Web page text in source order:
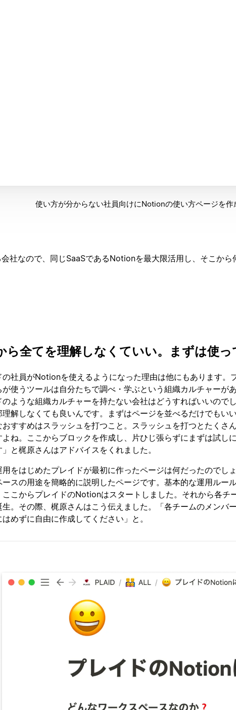
使い方が分からない社員向けにNotionの使い方ページを作
社なので、同じSaaSであるNotionを最大限活用し、そこから
ら全てを理解しなくていい。まずは使っ
の社員がNotionを使えるようになった理由は他にもあります。
が使うツールは自分たちで調べ・学ぶという組織カルチャーが
のような組織カルチャーを持たない会社はどうすればいいので
解しなくても良いんです。まずはページを並べるだけでもいい
おすすめはスラッシュを打つこと。スラッシュを打つとたくさ
よね。ここからブロックを作成し、片ひじ張らずにまずは試し
と梶原さんはアドバイスをくれました。
用をはじめたプレイドが最初に作ったページは何だったのでし
ースの用途を簡略的に説明したページです。基本的な運用ルー
ここからプレイドのNotionはスタートしました。それから各チ
生。その際、梶原さんはこう伝えました。「各チームのメンバ
はめずに自由に作成してください」と。